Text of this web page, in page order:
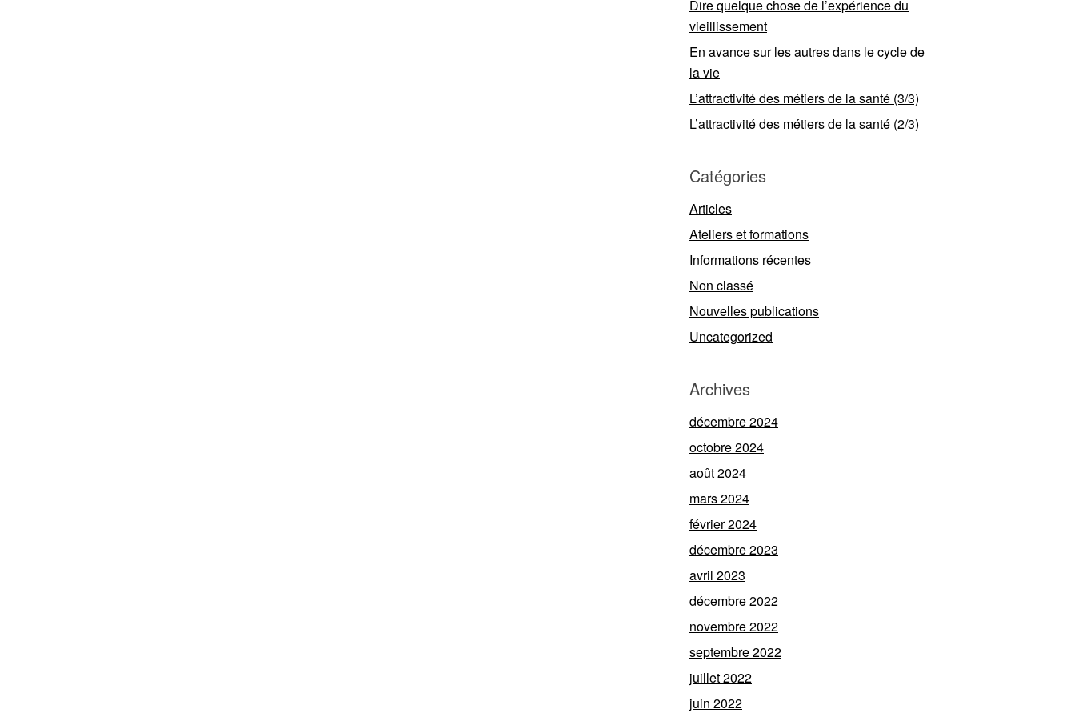
Dire quelque chose de l’expérience du
vieillissement
En avance sur les autres dans le cycle de
la vie
L’attractivité des métiers de la santé (3/3)
L’attractivité des métiers de la santé (2/3)
Catégories
Articles
Ateliers et formations
Informations récentes
Non classé
Nouvelles publications
Uncategorized
Archives
décembre 2024
octobre 2024
août 2024
mars 2024
février 2024
décembre 2023
avril 2023
décembre 2022
novembre 2022
septembre 2022
juillet 2022
juin 2022